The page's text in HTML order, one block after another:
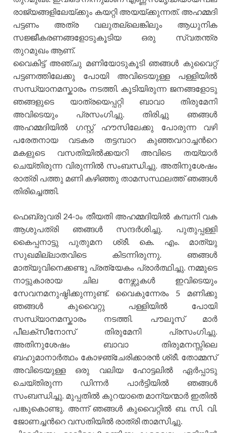
രാജ്യങ്ങളിലേയ്ക്കും കയറ്റി അയയ്ക്കുന്നത്. അഹമ്മദി
പട്ടണം അത്ര വലുതല്ലെങ്കിലും ആധുനിക
സജ്ജീകരണങ്ങളോടുകൂടിയ ഒരു സ്വതന്ത്ര
തുറമുഖം ആണ്.
വൈകിട്ട് അഞ്ചു മണിയോടുകൂടി ഞങ്ങള്‍ കുവൈറ്റ്
പട്ടണത്തിലേക്കു പോയി അവിടെയുള്ള പള്ളിയില്‍
സന്ധ്യാനമസ്കാരം നടത്തി. കൂടിയിരുന്ന ജനങ്ങളോടു
ഞങ്ങളുടെ യാത്രയെപ്പറ്റി ബാവാ തിരുമേനി
അവിടെയും പ്രസംഗിച്ചു. തിരിച്ചു ഞങ്ങള്‍
അഹമ്മദിയില്‍ ഗസ്റ്റ് ഹൗസിലേക്കു പോരുന്ന വഴി
പരേതനായ വടകര തട്ടമ്പാറ കുഞ്ഞവറാച്ചന്‍റെ
മകളുടെ വസതിയില്‍ക്കയറി അവിടെ തയ്യാര്‍
ചെയ്തിരുന്ന വിരുന്നില്‍ സംബന്ധിച്ചു. അതിനുശേഷം
രാത്രി പത്തു മണി കഴിഞ്ഞു താമസസ്ഥലത്ത് ഞങ്ങള്‍
തിരിച്ചെത്തി.
ഫെബ്രുവരി 24-ാം തീയതി അഹമ്മദിയില്‍ കമ്പനി വക
ആശുപത്രി ഞങ്ങള്‍ സന്ദര്‍ശിച്ചു. പുതുപ്പള്ളി
കൈപ്പനാട്ടു പുതുമന ശ്രീ. കെ. എം. മാത്യു
സുഖമില്ലാതവിടെ കിടന്നിരുന്നു. ഞങ്ങള്‍
മാത്യുവിനെക്കണ്ടു പ്രത്യേകം പ്രാര്‍ത്ഥിച്ചു. നമ്മുടെ
നാട്ടുകാരായ ചില നേഴ്സുകള്‍ ഇവിടെയും
സേവനമനുഷ്ഠിക്കുന്നുണ്ട്. വൈകുന്നേരം 5 മണിക്കു
ഞങ്ങള്‍ കുവൈറ്റു പള്ളിയില്‍ പോയി
സന്ധ്യാനമസ്കാരം നടത്തി. പൗലൂസ് മാര്‍
പീലക്സീനോസ് തിരുമേനി പ്രസംഗിച്ചു.
അതിനുശേഷം ബാവാ തിരുമനസ്സിലെ
ബഹുമാനാര്‍ത്ഥം കോഴഞ്ചേരിക്കാരന്‍ ശ്രീ. തോമ്മസ്
അവിടെയുള്ള ഒരു വലിയ ഹോട്ടലില്‍ ഏര്‍പ്പാടു
ചെയ്തിരുന്ന ഡിന്നര്‍ പാര്‍ട്ടിയില്‍ ഞങ്ങള്‍
സംബന്ധിച്ചു. മുപ്പതില്‍ കുറയാതെ മാന്യന്മാര്‍ ഇതില്‍
പങ്കുകൊണ്ടു. അന്ന് ഞങ്ങള്‍ കുവൈറ്റില്‍ ബ. സി. വി.
ജോണച്ചന്‍റെ വസതിയില്‍ രാത്രി താമസിച്ചു.